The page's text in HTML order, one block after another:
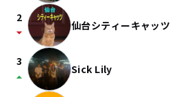
2
arrow_drop_down 仙台シティーキャッツ
3
arrow_drop_up Sick Lily